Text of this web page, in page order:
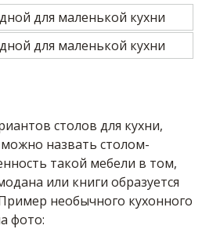
столов для кухни,
назвать столом-
такой мебели в том,
или книги образуется
необычного кухонного
фото: